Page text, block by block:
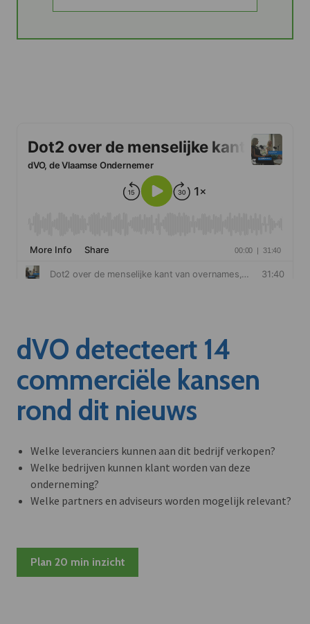
dVO detecteert 14
commerciële kansen
rond dit nieuws
Welke leveranciers kunnen aan dit bedrijf verkopen?
Welke bedrijven kunnen klant worden van deze
onderneming?
Welke partners en adviseurs worden mogelijk relevant?
Plan 20 min inzicht